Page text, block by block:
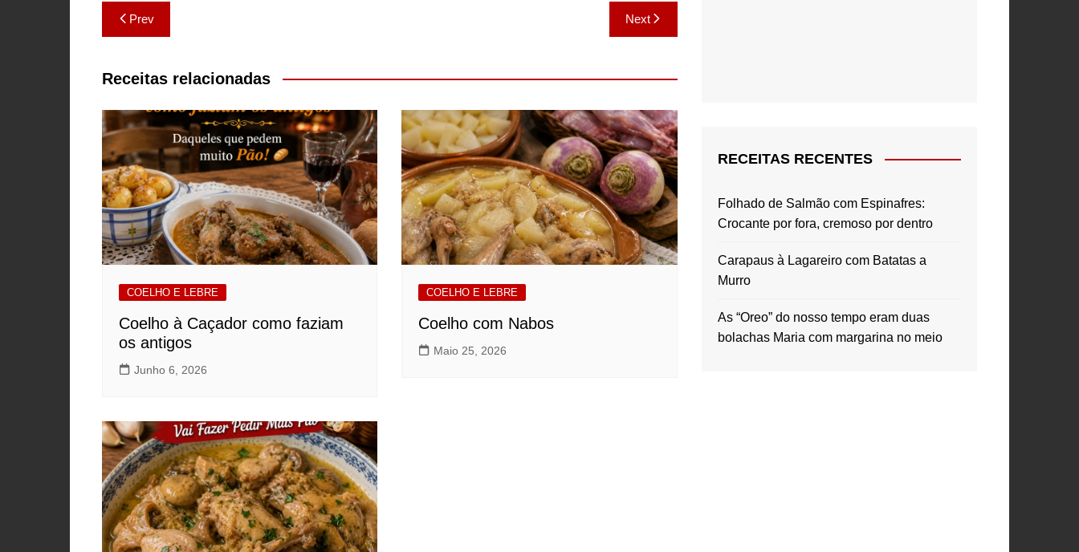
Navegação
de
artigos
Prev Next
Receitas relacionadas
COELHO E LEBRE
Coelho à Caçador como faziam
os antigos
Junho 6, 2026
COELHO E LEBRE
Coelho com Nabos
Maio 25, 2026
RECEITAS RECENTES
Folhado de Salmão com Espinafres:
Crocante por fora, cremoso por dentro
Carapaus à Lagareiro com Batatas a
Murro
As “Oreo” do nosso tempo eram duas
bolachas Maria com margarina no meio